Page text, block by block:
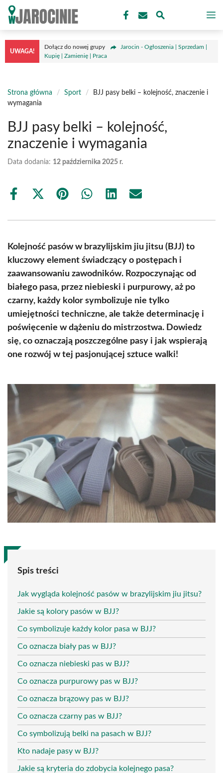
Przejdź
treści
UWAGA!
Dołącz do nowej grupy
Jarocin - Ogłoszenia | Sprzedam |
Kupię | Zamienię | Praca
Strona główna / Sport /
BJJ pasy belki – kolejność, znaczenie i
wymagania
BJJ pasy belki – kolejność,
znaczenie i wymagania
Data dodania: 12 października 2025 r.
Share
Share
(Twitter)
Share Share Share Share
Kolejność pasów w brazylijskim jiu jitsu (BJJ) to
kluczowy element świadczący o postępach i
zaawansowaniu zawodników. Rozpoczynając od
białego pasa, przez niebieski i purpurowy, aż po
czarny, każdy kolor symbolizuje nie tylko
umiejętności techniczne, ale także determinację i
poświęcenie w dążeniu do mistrzostwa. Dowiedz
się, co oznaczają poszczególne pasy i jak wspierają
one rozwój w tej pasjonującej sztuce walki!
Spis treści
Jak wygląda kolejność pasów w brazylijskim jiu jitsu?
Jakie są kolory pasów w BJJ?
Co symbolizuje każdy kolor pasa w BJJ?
Co oznacza biały pas w BJJ?
Co oznacza niebieski pas w BJJ?
Co oznacza purpurowy pas w BJJ?
Co oznacza brązowy pas w BJJ?
Co oznacza czarny pas w BJJ?
Co symbolizują belki na pasach w BJJ?
Kto nadaje pasy w BJJ?
Jakie są kryteria do zdobycia kolejnego pasa?